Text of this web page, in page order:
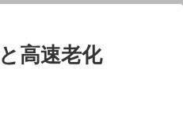
高速老化